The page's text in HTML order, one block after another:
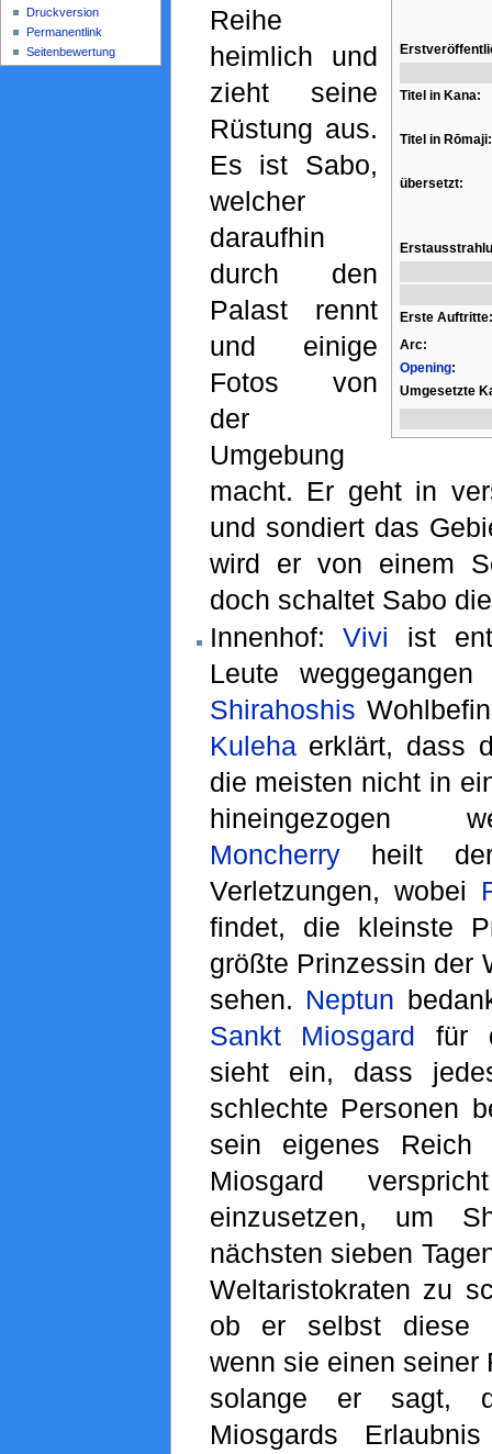
Titel in Kana:
Titel in Rōmaji:
übersetzt:
Erste Auftritte:
Arc:
Opening:
Umgesetzte
Reihe
heimlich und
zieht seine
Rüstung aus.
Es ist Sabo,
welcher
daraufhin
durch den
Palast rennt
und einige
Fotos von
der
Umgebung
macht. Er geht in
und sondiert das
wird er von einem
doch schaltet Sabo
Innenhof:Vivi ist
Leute
Shirahoshis
Kulehaerklärt, dass
die meisten nicht in
hineingezogen
Moncherryheilt
Verletzungen, wobei
findet, die kleinste
größte Prinzessin der
sehen. Neptun
Sankt Miosgard für
sieht ein, dass
schlechte Personen
sein eigenes Reich
Miosgard
einzusetzen, um
nächsten sieben
Weltaristokraten zu
ob er selbst diese
wenn sie einen seiner
solange er sagt,
Miosgards
Druckversion
Permanentlink
Seitenbewertung